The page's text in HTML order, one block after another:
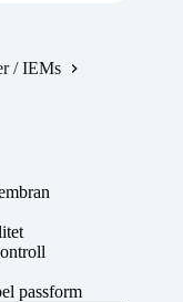
/ IEMs
passform